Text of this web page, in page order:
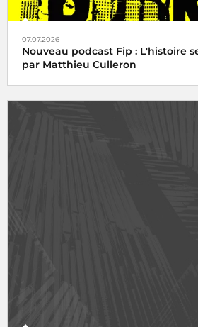
07.07.2026
Nouveau podcast Fip : L'histoire
par Matthieu Culleron